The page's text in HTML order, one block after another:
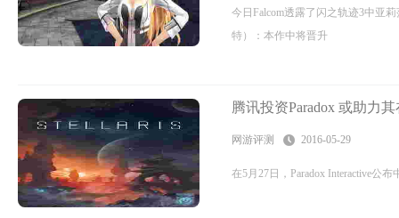
今日Falcom透露了闪之轨迹3中亚
特）：本作中将晋升
腾讯投资Paradox 或助力
网游评测 2016-05-29
在5月27日，Paradox Interactive公